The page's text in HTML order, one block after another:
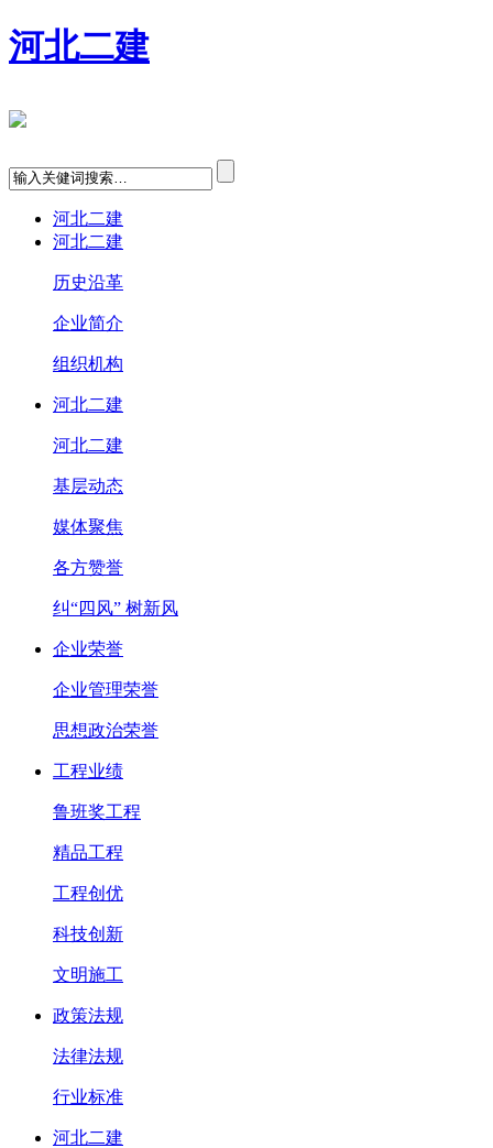
河北二建
河北二建
河北二建
历史沿革
企业简介
组织机构
河北二建
河北二建
基层动态
媒体聚焦
各方赞誉
纠“四风” 树新风
企业荣誉
企业管理荣誉
思想政治荣誉
工程业绩
鲁班奖工程
精品工程
工程创优
科技创新
文明施工
政策法规
法律法规
行业标准
河北二建